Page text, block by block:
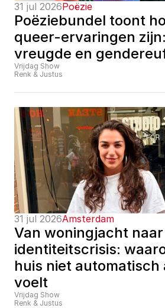
31 jul 2026Poëzie
Poëziebundel toont
queer-ervaringen
vreugde en
Vrijdag Show
Renk & Justus
31 jul 2026Amsterdam
Van woningjacht naar
identiteitscrisis:
huis niet automatisch
voelt
Vrijdag Show
Renk & Justus